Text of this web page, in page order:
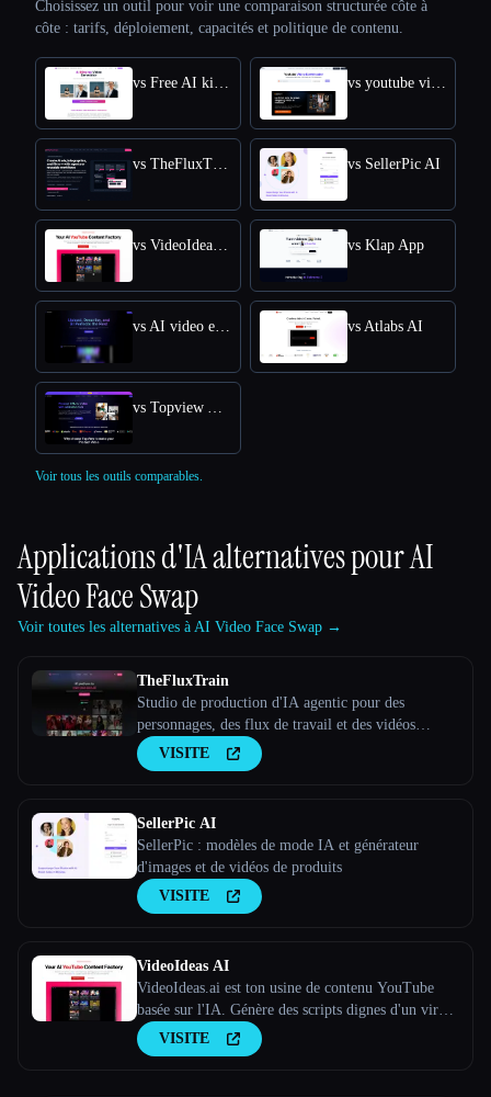
Choisissez un outil pour voir une comparaison structurée côte à
côte : tarifs, déploiement, capacités et politique de contenu.
vs Free AI kissing video generator vs youtube video downloader
vs TheFluxTrain vs SellerPic AI
vs VideoIdeas AI vs Klap App
vs AI video editor vs Atlabs AI
vs Topview AI URL to Video
Voir tous les outils comparables.
Applications d'IA alternatives pourAI
Video Face Swap
Voir toutes les alternatives à AI Video Face Swap →
TheFluxTrain
Studio de production d'IA agentic pour des
personnages, des flux de travail et des vidéos
cohérents
VISITE
SellerPic AI
SellerPic : modèles de mode IA et générateur
d'images et de vidéos de produits
VISITE
VideoIdeas AI
VideoIdeas.ai est ton usine de contenu YouTube
basée sur l'IA. Génère des scripts dignes d'un virus,
de nouvelles idées de vidéos et du contenu captivant
en quelques minutes.
VISITE